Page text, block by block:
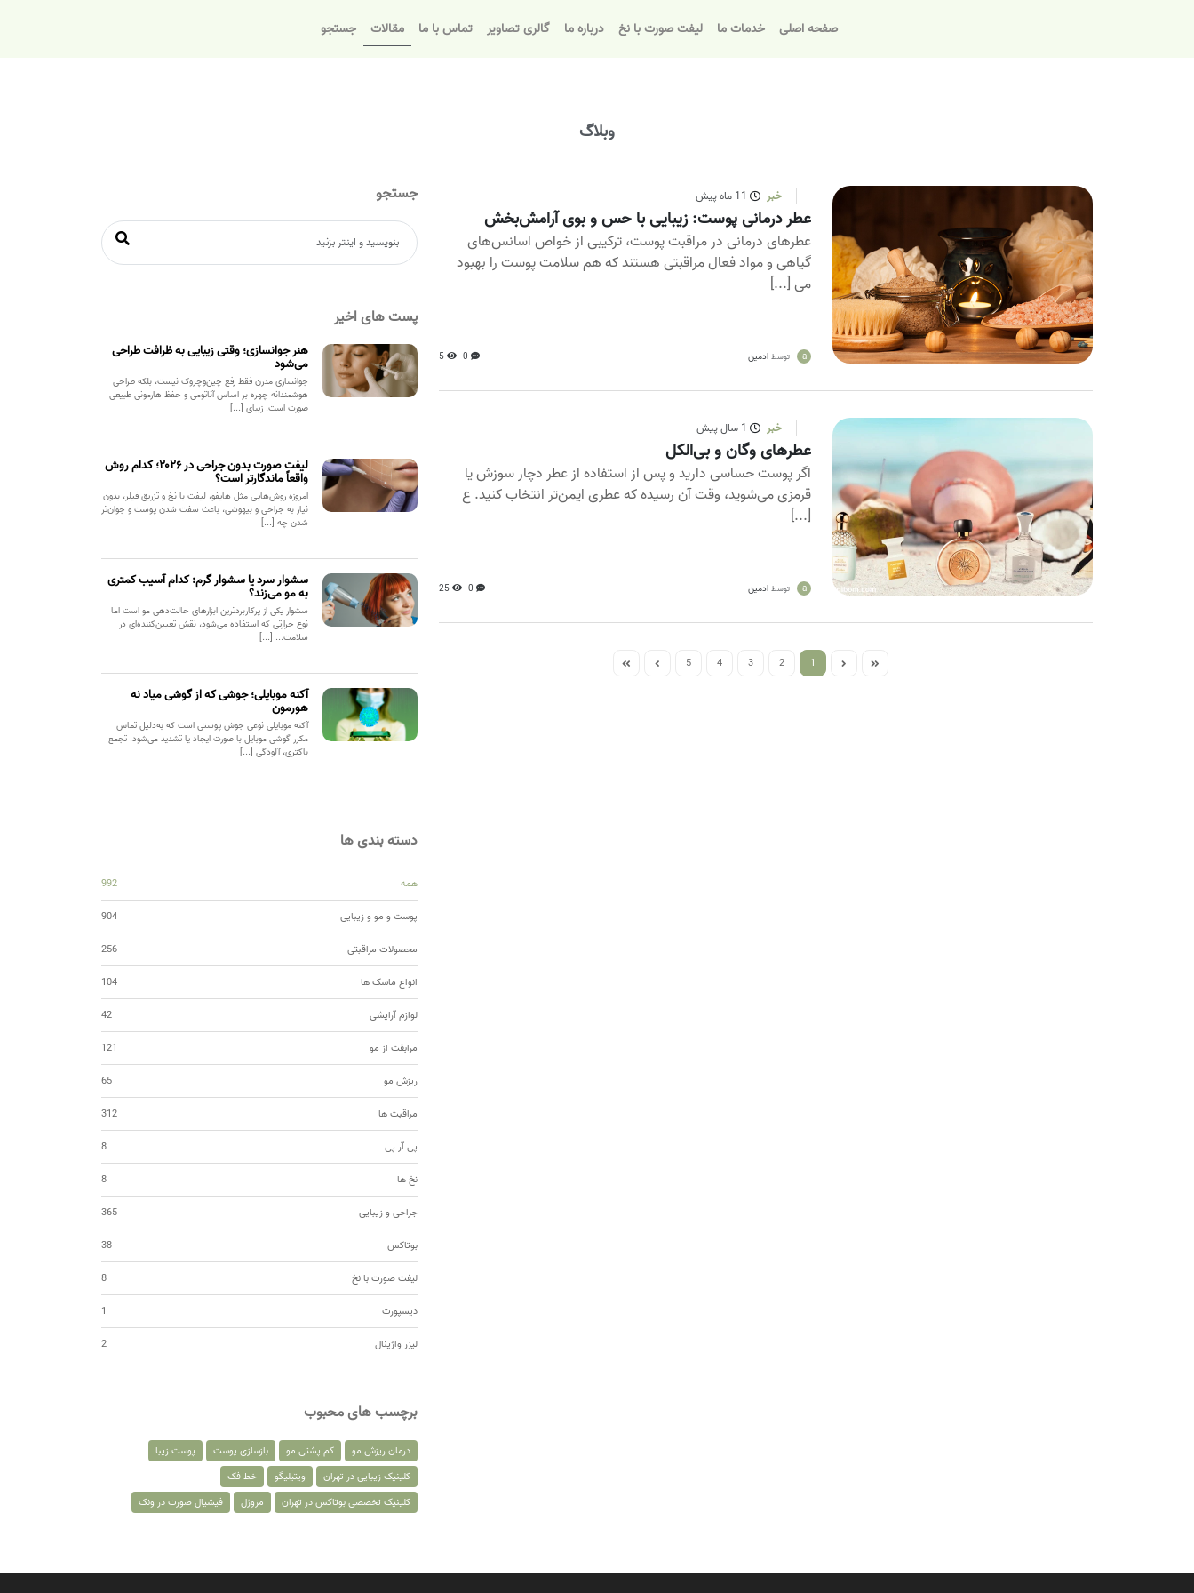
صفحه اصلی خدمات ما لیفت صورت با نخ درباره ما گالری تصاویر تماس با ما مقالات جستجو
وبلاگ
خبر 11 ماه پیش
عطر درمانی پوست: زیبایی با حس و بوی آرامش‌بخش
عطرهای درمانی در مراقبت پوست، ترکیبی از خواص اسانس‌های
گیاهی و مواد فعال مراقبتی هستند که هم سلامت پوست را بهبود
می [...]
a توسطادمین 0
5
خبر 1 سال پیش
عطرهای وگان و بی‌الکل
اگر پوست حساسی دارید و پس از استفاده از عطر دچار سوزش یا
قرمزی می‌شوید، وقت آن رسیده که عطری ایمن‌تر انتخاب کنید. ع
[...]
a توسطادمین 0
25
1
2
3
4
5
جستجو
پست های اخیر
هنر جوانسازی؛ وقتی زیبایی به ظرافت طراحی
می‌شود
جوانسازی مدرن فقط رفع چین‌وچروک نیست، بلکه طراحی
هوشمندانه چهره بر اساس آناتومی و حفظ هارمونی طبیعی
صورت است. زیبای [...]
لیفت صورت بدون جراحی در ۲۰۲۶؛ کدام روش
واقعاً ماندگارتر است؟
امروزه روش‌هایی مثل هایفو، لیفت با نخ و تزریق فیلر، بدون
نیاز به جراحی و بیهوشی، باعث سفت شدن پوست و جوان‌تر
شدن چه [...]
سشوار سرد یا سشوار گرم: کدام آسیب کمتری
به مو می‌زند؟
سشوار یکی از پرکاربردترین ابزارهای حالت‌دهی مو است اما
نوع حرارتی که استفاده می‌شود، نقش تعیین‌کننده‌ای در
سلامت... [...]
آکنه موبایلی؛ جوشی که از گوشی میاد نه
هورمون
آکنه موبایلی نوعی جوش پوستی است که به‌دلیل تماس
مکرر گوشی موبایل با صورت ایجاد یا تشدید می‌شود. تجمع
باکتری، آلودگی [...]
دسته بندی ها
همه 992
پوست و مو و زیبایی 904
محصولات مراقبتی 256
انواع ماسک ها 104
لوازم آرایشی 42
مرابقت از مو 121
ریزش مو 65
مراقبت ها 312
پی آر پی 8
نخ ها 8
جراحی و زیبایی 365
بوتاکس 38
لیفت صورت با نخ 8
دیسپورت 1
لیزر واژینال 2
برچسب های محبوب
درمان ریزش مو کم پشتی مو بازسازی پوست
پوست زیبا
کلینیک زیبایی در تهران
ویتیلیگو
خط فک
کلینیک تخصصی بوتاکس در تهران
مزوژل فیشیال صورت در ونک